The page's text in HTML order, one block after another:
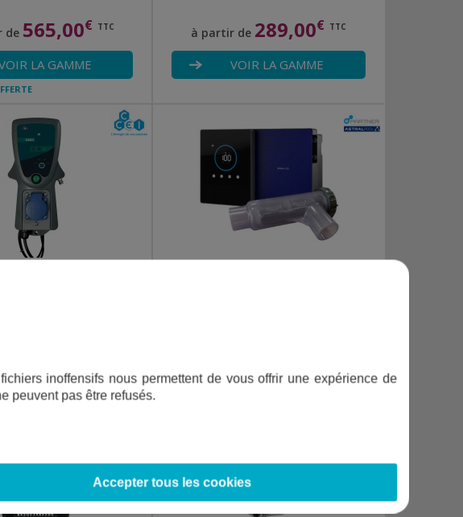
de 565,00€ TTC
LA GAMME
à partir de 289,00€ TTC
VOIR LA GAMME
AU PANIER VOIR LA GAMME
inoffensifs nous permettent de vous offrir une expérience de
peuvent pas être refusés.
Accepter tous les cookies